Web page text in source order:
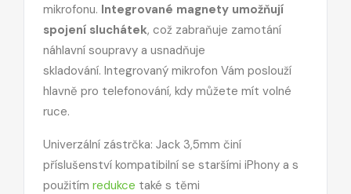
mikrofonu. Integrované magnety umožňují
spojení sluchátek, což zabraňuje zamotání
náhlavní soupravy a usnadňuje
skladování. Integrovaný mikrofon Vám poslouží
hlavně pro telefonování, kdy můžete mít volné
ruce.
Univerzální zástrčka: Jack 3,5mm činí
příslušenství kompatibilní se staršími iPhony a s
použitím redukce také s těmi